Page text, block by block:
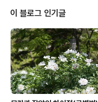
이 블로그 인기글